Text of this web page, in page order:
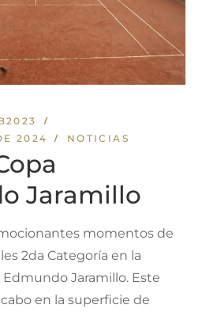
2024
NOTICIAS
Jaramillo
momentos de
2da Categoría en la
Jaramillo. Este
en la superficie de